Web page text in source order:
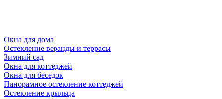
Окна для дома
Остекление веранды и террасы
Зимний сад
Окна для коттеджей
Окна для беседок
Панорамное остекление коттеджей
Остекление крыльца